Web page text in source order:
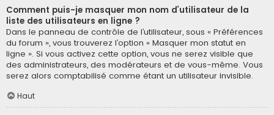
Comment puis-je masquer mon nom d’utilisateur de la
liste des utilisateurs en ligne ?
Dans le panneau de contrôle de l’utilisateur, sous « Préférences
du forum », vous trouverez l’option « Masquer mon statut en
ligne ». Si vous activez cette option, vous ne serez visible que
des administrateurs, des modérateurs et de vous-même. Vous
serez alors comptabilisé comme étant un utilisateur invisible.
Haut